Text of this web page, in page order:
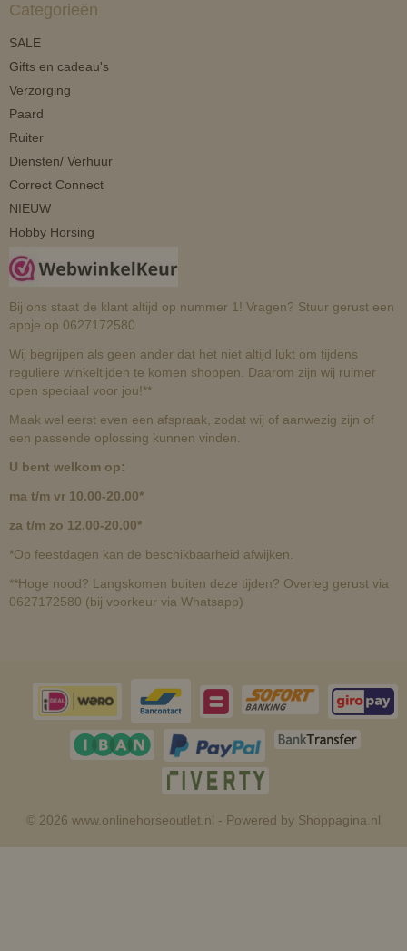
Categorieën
SALE
Gifts en cadeau's
Verzorging
Paard
Ruiter
Diensten/ Verhuur
Correct Connect
NIEUW
Hobby Horsing
Bij ons staat de klant altijd op nummer 1! Vragen? Stuur gerust een
appje op 0627172580
Wij begrijpen als geen ander dat het niet altijd lukt om tijdens
reguliere winkeltijden te komen shoppen. Daarom zijn wij ruimer
open speciaal voor jou!**
Maak wel eerst even een afspraak, zodat wij of aanwezig zijn of
een passende oplossing kunnen vinden.
U bent welkom op:
ma t/m vr 10.00-20.00*
za t/m zo 12.00-20.00*
*Op feestdagen kan de beschikbaarheid afwijken.
**Hoge nood? Langskomen buiten deze tijden? Overleg gerust via
0627172580 (bij voorkeur via Whatsapp)
© 2026 www.onlinehorseoutlet.nl - Powered by Shoppagina.nl